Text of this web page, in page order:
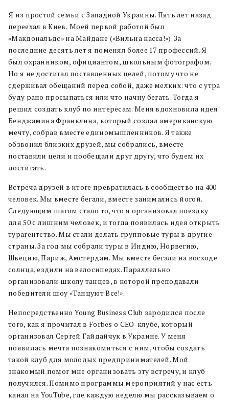
Я из простой семьи с Западной Украины. Пять лет назад
переехал в Киев. Моей первой работой был
«Макдональдс» на Майдане («Вильна касса!»). За
последние десять лет я поменял более 17 профессий. Я
был охранником, официантом, школьным фотографом.
Но я не достигал поставленных целей, потому что не
сдерживал обещаний перед собой, даже мелких: что с утра
буду рано просыпаться или что начну бегать. Тогда я
решил создать клуб по интересам. Меня вдохновила идея
Бенджамина Франклина, который создал американскую
мечту, собрав вместе единомышленников. Я также
обзвонил близких друзей, мы собрались, вместе
поставили цели и пообещали друг другу, что будем их
достигать.
Встреча друзей в итоге превратилась в сообщество на 400
человек. Мы вместе бегали, вместе занимались йогой.
Следующим шагом стало то, что я организовал поездку
для 50 с лишним человек, и тогда появилась идея открыть
турагентство. Мы стали делать групповые туры в другие
страны. За год мы собрали туры в Индию, Норвегию,
Швецию, Париж, Амстердам. Мы вместе бегали на восходе
солнца, ездили на велосипедах. Параллельно
организовали школу танцев, в которой преподавали
победители шоу «Танцуют Все!».
Непосредственно Young Business Club зародился после
того, как я прочитал в Forbes о CEO-клубе, который
организовал Сергей Гайдайчук в Украине. У меня
появилась мечта познакомиться с ним, чтобы создать
такой клуб для молодых предпринимателей. Мой
знакомый помог мне организовать эту встречу, и клуб
получился. Помимо программы мероприятий у нас есть
канал на YouTube, где каждую неделю мы рассказываем о